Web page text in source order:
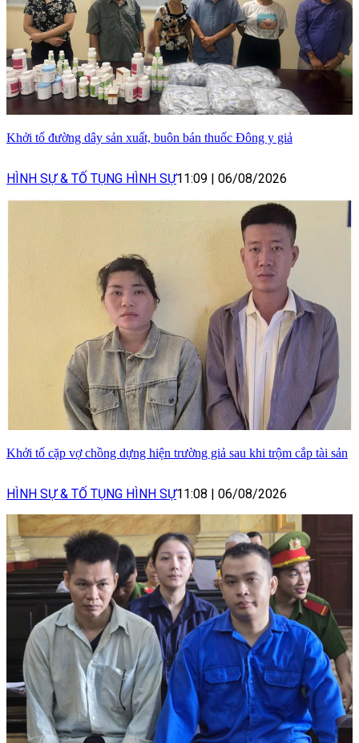
Khởi tố đường dây sản xuất, buôn bán thuốc Đông y giả
HÌNH SỰ & TỐ TỤNG HÌNH SỰ11:09 06/08/2026
Khởi tố cặp vợ chồng dựng hiện trường giả sau khi trộm cắp tài sản
HÌNH SỰ & TỐ TỤNG HÌNH SỰ11:08 06/08/2026